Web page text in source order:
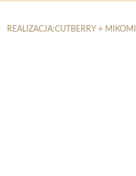
REALIZACJA:CUTBERRY+ MIKOMI